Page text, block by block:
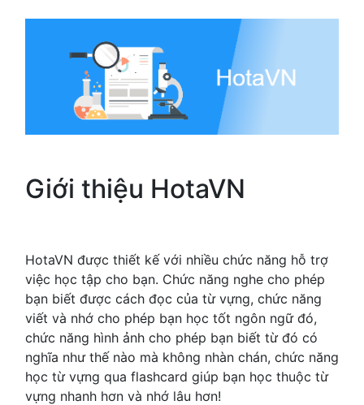
Giới thiệu HotaVN
HotaVN được thiết kế với nhiều chức năng hỗ trợ
việc học tập cho bạn. Chức năng nghe cho phép
bạn biết được cách đọc của từ vựng, chức năng
viết và nhớ cho phép bạn học tốt ngôn ngữ đó,
chức năng hình ảnh cho phép bạn biết từ đó có
nghĩa như thế nào mà không nhàn chán, chức năng
học từ vựng qua flashcard giúp bạn học thuộc từ
vựng nhanh hơn và nhớ lâu hơn!